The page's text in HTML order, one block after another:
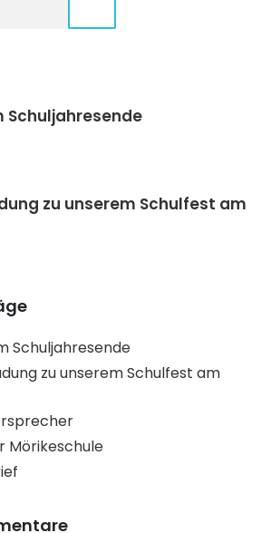
Schuljahresende
zu unserem Schulfest am
Schuljahresende
zu unserem Schulfest am
Mörikeschule